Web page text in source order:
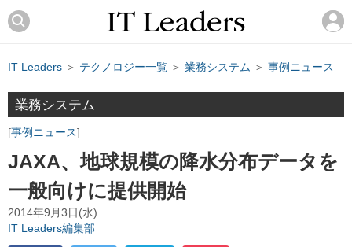
IT Leaders ＞ テクノロジー一覧 ＞ 業務システム ＞ 事例ニュース
業務システム
事例ニュース
JAXA、地球規模の降水分布データを
一般向けに提供開始
2014年9月3日(水)
IT Leaders編集部